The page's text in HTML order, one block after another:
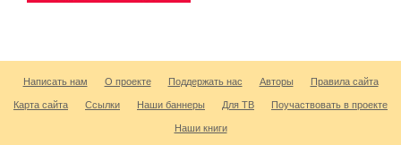
Написать нам О проекте Поддержать нас Авторы Правила сайта
Карта сайта Ссылки Наши баннеры Для ТВ Поучаствовать в проекте
Наши книги